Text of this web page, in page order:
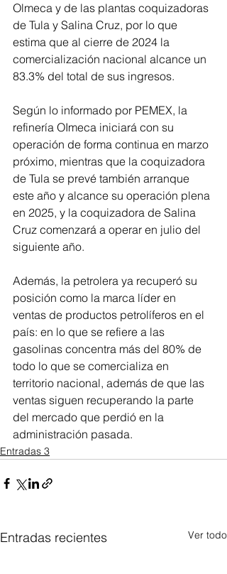
Olmeca y de las plantas coquizadoras
de Tula y Salina Cruz, por lo que
estima que al cierre de 2024 la
comercialización nacional alcance un
83.3% del total de sus ingresos.
Según lo informado por PEMEX, la
refinería OImeca iniciará con su
operación de forma continua en marzo
próximo, mientras que la coquizadora
de Tula se prevé también arranque
este año y alcance su operación plena
en 2025, y la coquizadora de Salina
Cruz comenzará a operar en julio del
siguiente año.
Además, la petrolera ya recuperó su
posición como la marca líder en
ventas de productos petrolíferos en el
país: en lo que se refiere a las
gasolinas concentra más del 80% de
todo lo que se comercializa en
territorio nacional, además de que las
ventas siguen recuperando la parte
del mercado que perdió en la
administración pasada.
Entradas 3
Entradas recientes Ver todo